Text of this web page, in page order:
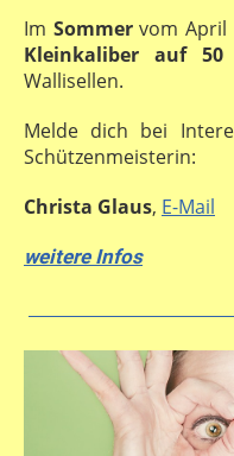
Im Sommervom April
Kleinkaliber auf 50
Wallisellen.
Melde dich bei
Schützenmeisterin:
Christa Glaus, E-Mail
weitere Infos